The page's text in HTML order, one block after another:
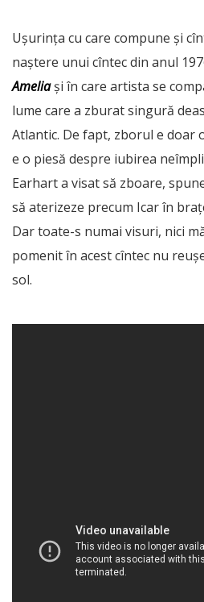
Ușurința cu care compune și
naștere unui cîntec din anul
Ameliași în care artista se
lume care a zburat singură
Atlantic. De fapt, zborul e doar
e o piesă despre iubirea
Earhart a visat să zboare,
să aterizeze precum Icar în
Dar toate-s numai visuri, nici
pomenit în acest cîntec nu
sol.